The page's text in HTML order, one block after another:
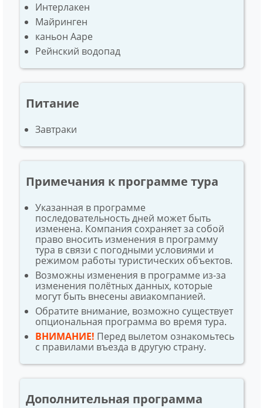
Интерлакен
Майринген
каньон Ааре
Рейнский водопад
Питание
Завтраки
Примечания к программе тура
Указанная в программе
последовательность дней может быть
изменена. Компания сохраняет за собой
право вносить изменения в программу
тура в связи с погодными условиями и
режимом работы туристических объектов.
Возможны изменения в программе из-за
изменения полётных данных, которые
могут быть внесены авиакомпанией.
Обратите внимание, возможно существует
опциональная программа во время тура.
ВНИМАНИЕ! Перед вылетом ознакомьтесь
с правилами въезда в другую страну.
Дополнительная программа